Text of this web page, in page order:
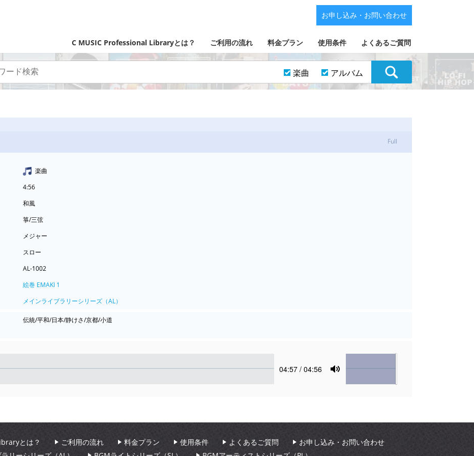
C MUSIC Professional Libraryとは？ ご利用の流れ 料金プラン 使用条件 よくあるご質問
お申し込み・お問い合わせ
楽曲 アルバム
Full
楽曲
4:56
和風
箏/三弦
メジャー
スロー
AL-1002
絵巻 EMAKI 1
メインライブラリーシリーズ（AL）
伝統/平和/日本/静けさ/京都/小道
Current
04:57 / 04:56
Mute
Volume
とは？ ご利用の流れ 料金プラン 使用条件 よくあるご質問
お申し込み・お問い合わせ